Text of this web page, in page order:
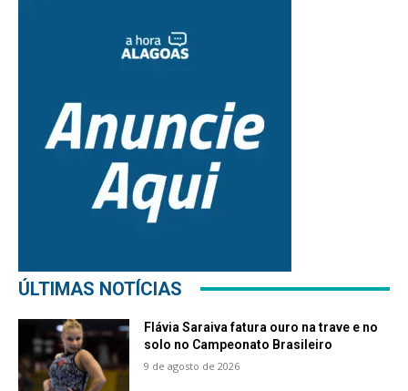
ÚLTIMAS NOTÍCIAS
Flávia Saraiva fatura ouro na trave e no
solo no Campeonato Brasileiro
9 de agosto de 2026